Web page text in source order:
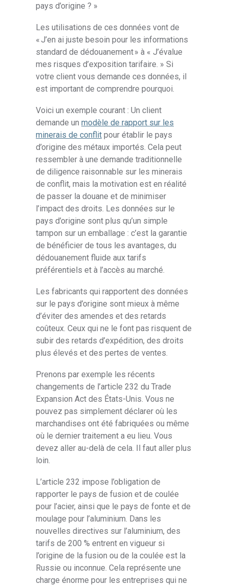
pays d’origine ? »
Les utilisations de ces données vont de
« J’en ai juste besoin pour les informations
standard de dédouanement » à « J’évalue
mes risques d’exposition tarifaire. » Si
votre client vous demande ces données, il
est important de comprendre pourquoi.
Voici un exemple courant : Un client
demande unmodèle de rapport sur les
minerais de conflit pour établir le pays
d’origine des métaux importés. Cela peut
ressembler à une demande traditionnelle
de diligence raisonnable sur les minerais
de conflit, mais la motivation est en réalité
de passer la douane et de minimiser
l’impact des droits. Les données sur le
pays d’origine sont plus qu’un simple
tampon sur un emballage : c’est la garantie
de bénéficier de tous les avantages, du
dédouanement fluide aux tarifs
préférentiels et à l’accès au marché.
Les fabricants qui rapportent des données
sur le pays d’origine sont mieux à même
d’éviter des amendes et des retards
coûteux. Ceux qui ne le font pas risquent de
subir des retards d’expédition, des droits
plus élevés et des pertes de ventes.
Prenons par exemple les récents
changements de l’article 232 du Trade
Expansion Act des États-Unis. Vous ne
pouvez pas simplement déclarer où les
marchandises ont été fabriquées ou même
où le dernier traitement a eu lieu. Vous
devez aller au-delà de cela. Il faut aller plus
loin.
L’article 232 impose l’obligation de
rapporter le pays de fusion et de coulée
pour l’acier, ainsi que le pays de fonte et de
moulage pour l’aluminium. Dans les
nouvelles directives sur l’aluminium, des
tarifs de 200 % entrent en vigueur si
l’origine de la fusion ou de la coulée est la
Russie ou inconnue. Cela représente une
charge énorme pour les entreprises qui ne